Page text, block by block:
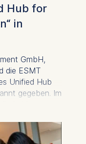
Hub for
in
GmbH,
die ESMT
Unified Hub
gegeben. Im
Innovation an
um